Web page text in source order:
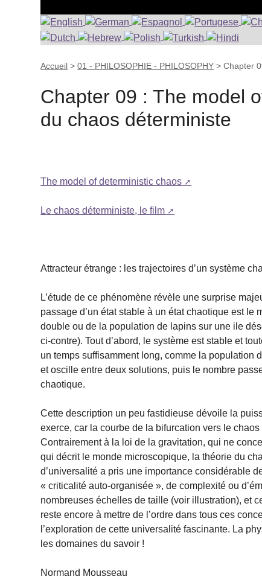
Accueil >01 - PHILOSOPHIE - PHILOSOPHY >Chapter
Chapter 09 : The model
du chaos déterministe
The model of deterministic chaos
Le chaos déterministe, le film
Attracteur étrange : les trajectoires d’un système
L’étude de ce phénomène révèle une surprise
passage d’un état stable à un état chaotique est le
double ou de la population de lapins sur une ile
ci-contre). Tout d’abord, le système est stable et
un temps suffisamment long, comme la population
et oscille entre deux solutions, puis le nombre
chaotique.
Cette description un peu fastidieuse dévoile la
exerce, car la courbe de la bifurcation vers le
Contrairement à la loi de la gravitation, qui ne
qui décrit le monde microscopique, la théorie du
d’universalité a pris une importance considérable
« criticalité auto-organisée », de complexité ou
nombreuses échelles de taille (voir illustration), et
reste encore à mettre de l’ordre dans tous ces
l’exploration de cette universalité fascinante. La
les domaines du savoir !
Normand Mousseau